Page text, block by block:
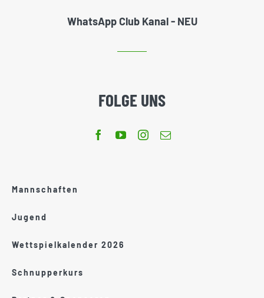
WhatsApp Club Kanal - NEU
FOLGE UNS
Mannschaften
Jugend
Wettspielkalender 2026
Schnupperkurs